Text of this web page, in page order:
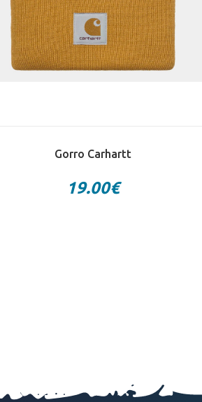
Gorro Carhartt
19.00€